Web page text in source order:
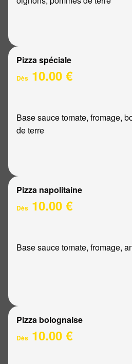
Pizza spéciale
Dès 10.00 €
Base sauce tomate, fromage,
de terre
Pizza napolitaine
Dès 10.00 €
Base sauce tomate, fromage,
Pizza bolognaise
Dès 10.00 €